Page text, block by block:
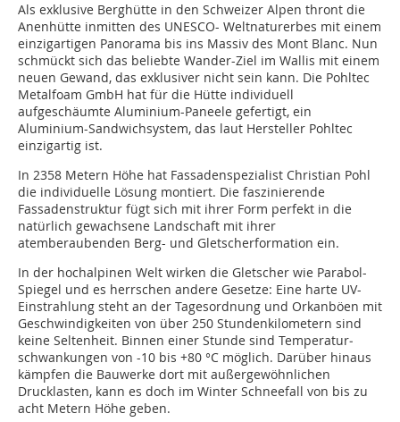
Als exklusive Berghütte in den Schweizer Alpen thront die
Anenhütte inmitten des UNESCO- Weltnaturerbes mit einem
einzigartigen Panorama bis ins Massiv des Mont Blanc. Nun
schmückt sich das beliebte Wander-Ziel im Wallis mit einem
neuen Gewand, das exklusiver nicht sein kann. Die Pohltec
Metalfoam GmbH hat für die Hütte individuell
aufgeschäumte Aluminium-Paneele gefertigt, ein
Aluminium-Sandwichsystem, das laut Hersteller Pohltec
einzigartig ist.
In 2358 Metern Höhe hat Fassadenspezialist Christian Pohl
die individuelle Lösung montiert. Die faszinierende
Fassadenstruktur fügt sich mit ihrer Form perfekt in die
natürlich gewachsene Landschaft mit ihrer
atemberaubenden Berg- und Gletscherformation ein.
In der hochalpinen Welt wirken die Gletscher wie Parabol-
Spiegel und es herrschen andere Gesetze: Eine harte UV-
Einstrahlung steht an der Tagesordnung und Orkanböen mit
Geschwindigkeiten von über 250 Stundenkilometern sind
keine Seltenheit. Binnen einer Stunde sind Temperatur­
schwan­kungen von -10 bis +80 °C möglich. Darüber hinaus
kämpfen die Bauwerke dort mit außergewöhnlichen
Drucklasten, kann es doch im Winter Schneefall von bis zu
acht Metern Höhe geben.